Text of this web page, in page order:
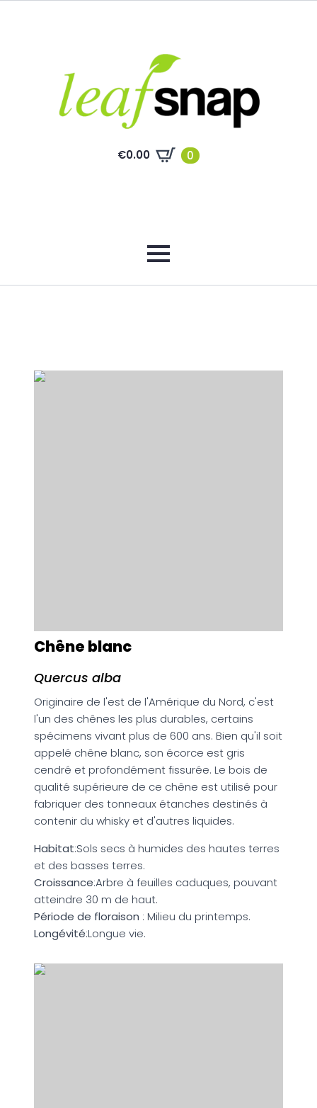
€0.00 0
Chêne blanc
Quercus alba
Originaire de l'est de l'Amérique du Nord, c'est
l'un des chênes les plus durables, certains
spécimens vivant plus de 600 ans. Bien qu'il soit
appelé chêne blanc, son écorce est gris
cendré et profondément fissurée. Le bois de
qualité supérieure de ce chêne est utilisé pour
fabriquer des tonneaux étanches destinés à
contenir du whisky et d'autres liquides.
Habitat:Sols secs à humides des hautes terres
et des basses terres.
Croissance:Arbre à feuilles caduques, pouvant
atteindre 30 m de haut.
Période de floraison : Milieu du printemps.
Longévité:Longue vie.